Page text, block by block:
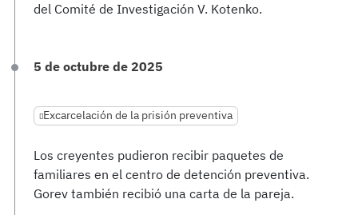
del Comité de Investigación V. Kotenko.
5 de octubre de 2025
Excarcelación de la prisión preventiva
Los creyentes pudieron recibir paquetes de
familiares en el centro de detención preventiva.
Gorev también recibió una carta de la pareja.